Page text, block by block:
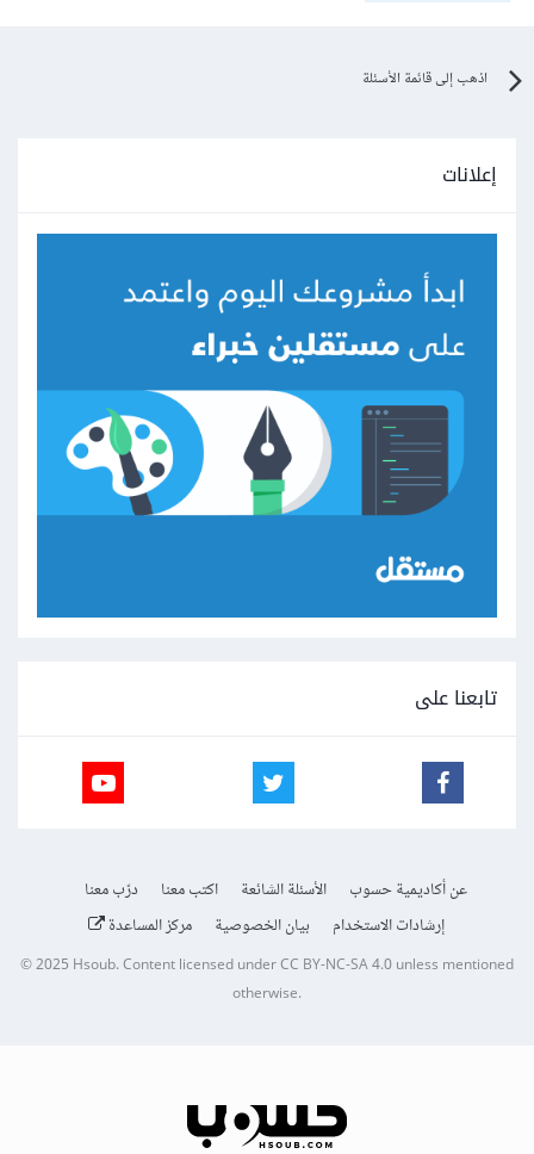
اذهب إلى قائمة الأسئلة
إعلانات
تابعنا على
عن أكاديمية حسوب الأسئلة الشائعة اكتب معنا
درّب معنا
إرشادات الاستخدام
بيان الخصوصية مركز المساعدة
© 2025Hsoub.Content licensed underCC BY-NC-SA 4.0unless mentioned
otherwise.